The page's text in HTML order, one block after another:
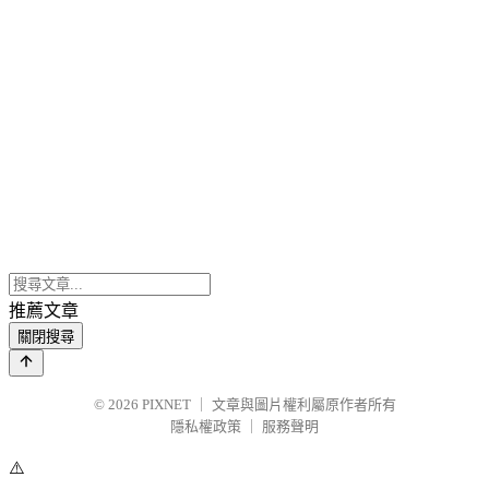
推薦文章
關閉搜尋
© 2026 PIXNET
文章與圖片權利屬原作者所有
隱私權政策
服務聲明
⚠️